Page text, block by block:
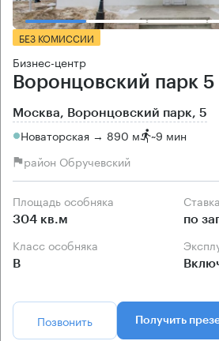
БЕЗ КОМИССИИ
Бизнес-центр
Воронцовский парк 5
Москва, Воронцовский парк, 5
Новаторская → 890 м ~9 мин
район Обручевский
Площадь особняка
304 кв.м по
Класс особняка
B
Позвонить Получить